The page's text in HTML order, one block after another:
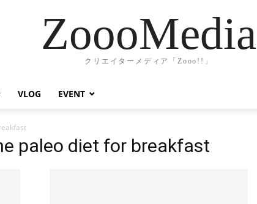
ZoooMedia
クリエイターメディア「Zooo!!」
VLOG EVENT
paleo diet for breakfast